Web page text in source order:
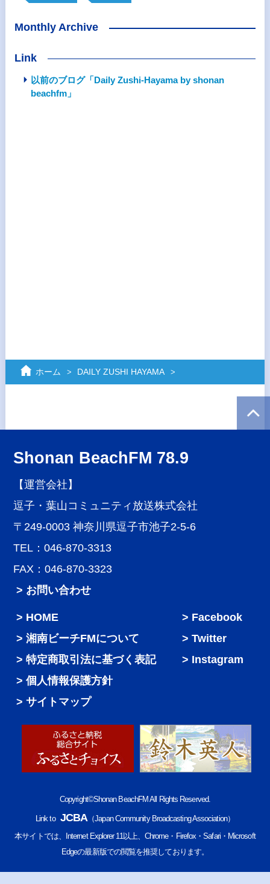
Monthly Archive
Link
以前のブログ「Daily Zushi-Hayama by shonan
beachfm」
ホーム DAILY ZUSHI HAYAMA
Shonan BeachFM 78.9
【運営会社】
逗子・葉山コミュニティ放送株式会社
〒249-0003 神奈川県逗子市池子2-5-6
TEL：046-870-3313
FAX：046-870-3323
> お問い合わせ
HOME
湘南ビーチFMについて
特定商取引法に基づく表記
個人情報保護方針
サイトマップ
Facebook
Twitter
Instagram
Copyright©Shonan BeachFM All Rights Reserved.
Link to JCBA（Japan Community Broadcasting Association）
本サイトでは、Internet Explorer 11以上、Chrome・Firefox・Safari・Microsoft
Edgeの最新版での閲覧を推奨しております。